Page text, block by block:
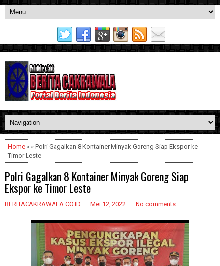
Home » » Polri Gagalkan 8 Kontainer Minyak Goreng Siap Ekspor ke
Timor Leste
Polri Gagalkan 8 Kontainer Minyak Goreng Siap
Ekspor ke Timor Leste
BERITACAKRAWALA.CO.ID Mei 12, 2022 No comments